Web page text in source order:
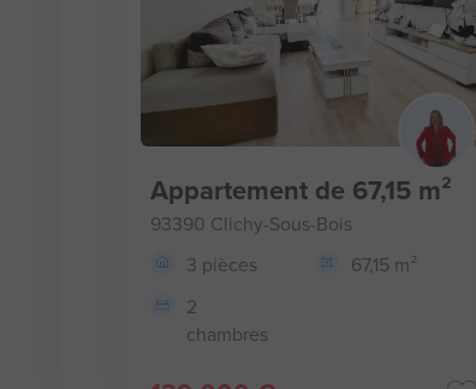
Appartement de 67,15 m²
93390 Clichy-Sous-Bois
3 pièces
67,15 m²
2
chambres